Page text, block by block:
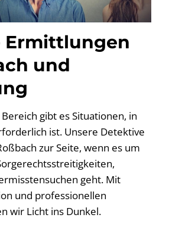
Ermittlungen
und
gibt es Situationen, in
ist. Unsere Detektive
zur Seite, wenn es um
geht. Mit
und professionellen
wir Licht ins Dunkel.